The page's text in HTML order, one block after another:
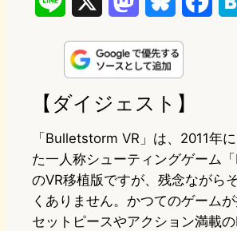
n
e
s
o
n
u
e
k
y
o
o
k
【ダイジェスト】
「Bulletstorm VR」は、2011年
た一人称シューティングゲーム
のVR移植版ですが、残念ながら
くありません。かつてのゲーム
セットピースやアクション満載